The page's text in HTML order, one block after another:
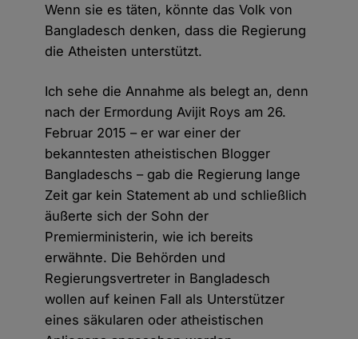
Wenn sie es täten, könnte das Volk von
Bangladesch denken, dass die Regierung
die Atheisten unterstützt.
Ich sehe die Annahme als belegt an, denn
nach der Ermordung Avijit Roys am 26.
Februar 2015 – er war einer der
bekanntesten atheistischen Blogger
Bangladeschs – gab die Regierung lange
Zeit gar kein Statement ab und schließlich
äußerte sich der Sohn der
Premierministerin, wie ich bereits
erwähnte. Die Behörden und
Regierungsvertreter in Bangladesch
wollen auf keinen Fall als Unterstützer
eines säkularen oder atheistischen